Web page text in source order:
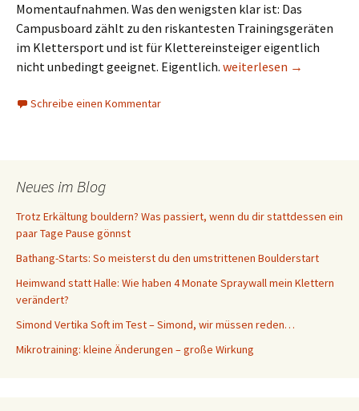
Momentaufnahmen. Was den wenigsten klar ist: Das
Campusboard zählt zu den riskantesten Trainingsgeräten
im Klettersport und ist für Klettereinsteiger eigentlich
nicht unbedingt geeignet. Eigentlich. Campusboarden: drei
weiterlesen →
Schreibe einen Kommentar
Neues im Blog
Trotz Erkältung bouldern? Was passiert, wenn du dir stattdessen ein
paar Tage Pause gönnst
Bathang-Starts: So meisterst du den umstrittenen Boulderstart
Heimwand statt Halle: Wie haben 4 Monate Spraywall mein Klettern
verändert?
Simond Vertika Soft im Test – Simond, wir müssen reden…
Mikrotraining: kleine Änderungen – große Wirkung